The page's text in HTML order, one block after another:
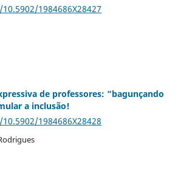
1984686X28427
de professores: “bagunçando
a inclusão!
1984686X28428